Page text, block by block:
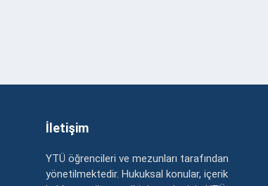
İletişim
YTÜ öğrencileri ve mezunları tarafından
yönetilmektedir. Hukuksal konular, içerik